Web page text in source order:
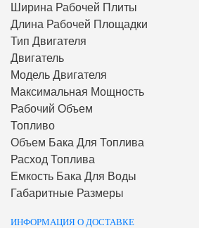
Ширина Рабочей Плиты
Длина Рабочей Площадки
Тип Двигателя
Двигатель
Модель Двигателя
Максимальная Мощность
Рабочий Объем
Топливо
Объем Бака Для Топлива
Расход Топлива
Емкость Бака Для Воды
Габаритные Размеры
ИНФОРМАЦИЯ О ДОСТАВКЕ